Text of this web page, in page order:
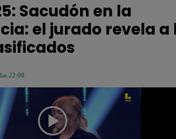
Sacudón en la
el jurado revela a
22:00